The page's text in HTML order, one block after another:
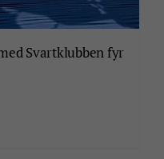
Svartklubben fyr